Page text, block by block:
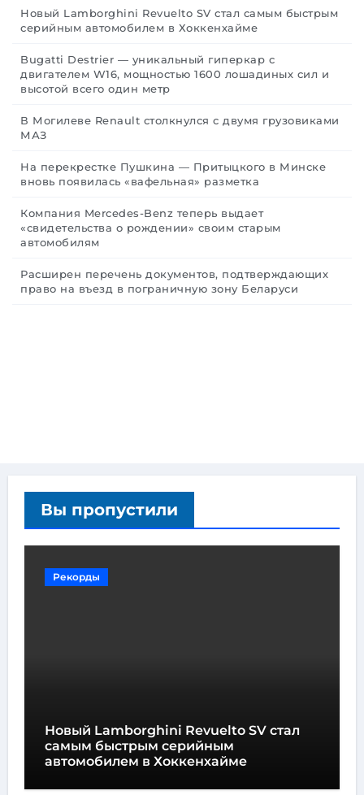
Новый Lamborghini Revuelto SV стал самым быстрым
серийным автомобилем в Хоккенхайме
Bugatti Destrier — уникальный гиперкар с
двигателем W16, мощностью 1600 лошадиных сил и
высотой всего один метр
В Могилеве Renault столкнулся с двумя грузовиками
МАЗ
На перекрестке Пушкина — Притыцкого в Минске
вновь появилась «вафельная» разметка
Компания Mercedes-Benz теперь выдает
«свидетельства о рождении» своим старым
автомобилям
Расширен перечень документов, подтверждающих
право на въезд в пограничную зону Беларуси
Вы пропустили
Рекорды
Новый Lamborghini Revuelto SV стал
самым быстрым серийным
автомобилем в Хоккенхайме